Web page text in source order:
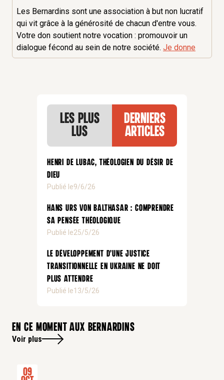
Les Bernardins sont une association à but non lucratif
qui vit grâce à la générosité de chacun d'entre vous.
Votre don soutient notre vocation : promouvoir un
dialogue fécond au sein de notre société. Je donne
Les plus
lus
Derniers
articles
Henri de Lubac, théologien du désir de
Dieu
Publié le9/6/26
Hans Urs von Balthasar : comprendre
sa pensée théologique
Publié le25/5/26
Le développement d’une justice
transitionnelle en Ukraine ne doit
plus attendre
Publié le13/5/26
En ce moment aux bernardins
Voir plus
09